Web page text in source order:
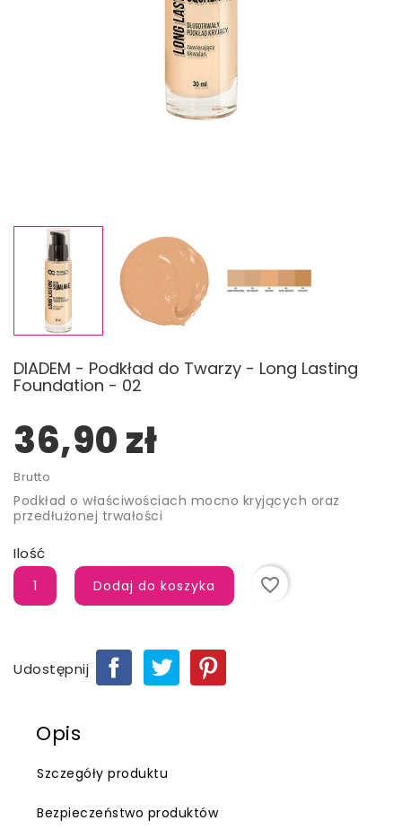
DIADEM - Podkład do Twarzy - Long Lasting
Foundation - 02
36,90 zł
Brutto
Podkład o właściwościach mocno kryjących oraz
przedłużonej trwałości
Ilość
Dodaj do koszyka favorite_border
Udostępnij
Opis
Szczegóły produktu
Bezpieczeństwo produktów